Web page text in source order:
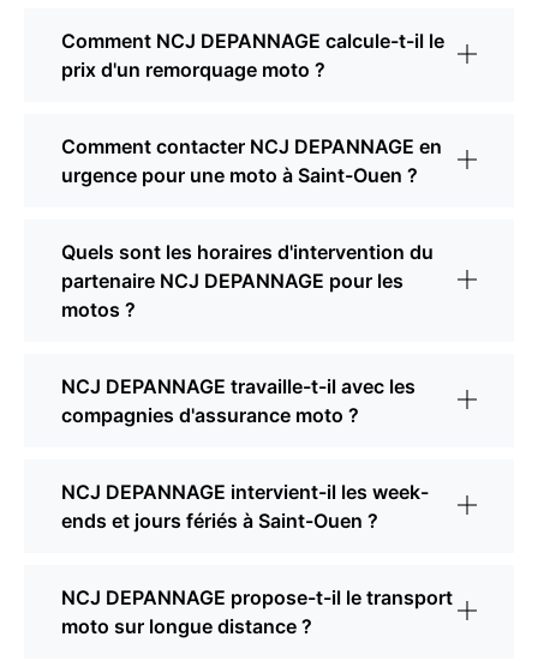
Comment NCJ DEPANNAGE calcule-t-il le
prix d'un remorquage moto ?
Comment contacter NCJ DEPANNAGE en
urgence pour une moto à Saint-Ouen ?
Quels sont les horaires d'intervention du
partenaire NCJ DEPANNAGE pour les
motos ?
NCJ DEPANNAGE travaille-t-il avec les
compagnies d'assurance moto ?
NCJ DEPANNAGE intervient-il les week-
ends et jours fériés à Saint-Ouen ?
NCJ DEPANNAGE propose-t-il le transport
moto sur longue distance ?